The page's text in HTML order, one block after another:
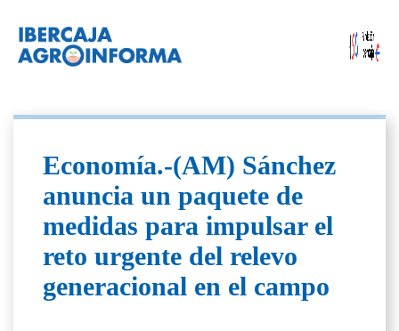
Economía.-(AM) Sánchez
anuncia un paquete de
medidas para impulsar el
reto urgente del relevo
generacional en el campo